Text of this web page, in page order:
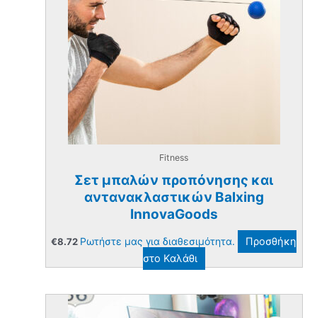
Fitness
Σετ μπαλών προπόνησης και
αντανακλαστικών Balxing
InnovaGoods
€8.72 Ρωτήστε μας για διαθεσιμότητα.
Προσθήκη
στο Καλάθι